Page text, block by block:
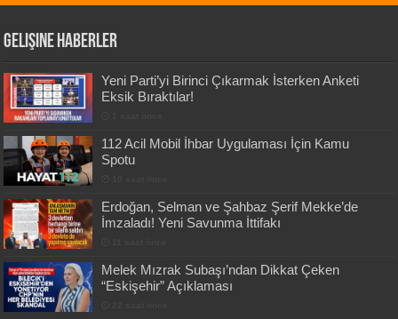
Gelişine Haberler
Yeni Parti’yi Birinci Çıkarmak İsterken Anketi
Eksik Bıraktılar!
112 Acil Mobil İhbar Uygulaması İçin Kamu
Spotu
Erdoğan, Selman ve Şahbaz Şerif Mekke’de
İmzaladı! Yeni Savunma İttifakı
Melek Mızrak Subaşı’ndan Dikkat Çeken
“Eskişehir” Açıklaması